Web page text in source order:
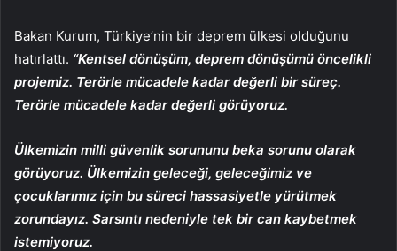
Bakan Kurum, Türkiye’nin bir deprem ülkesi olduğunu
hatırlattı. “Kentsel dönüşüm, deprem dönüşümü öncelikli
projemiz. Terörle mücadele kadar değerli bir süreç.
Terörle mücadele kadar değerli görüyoruz.
Ülkemizin milli güvenlik sorununu beka sorunu olarak
görüyoruz. Ülkemizin geleceği, geleceğimiz ve
çocuklarımız için bu süreci hassasiyetle yürütmek
zorundayız. Sarsıntı nedeniyle tek bir can kaybetmek
istemiyoruz.